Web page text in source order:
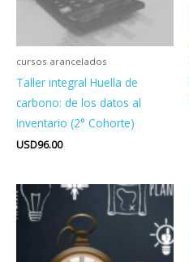
cursos arancelados
Taller integral Huella de
carbono: de los datos al
inventario (2° Cohorte)
USD96.00